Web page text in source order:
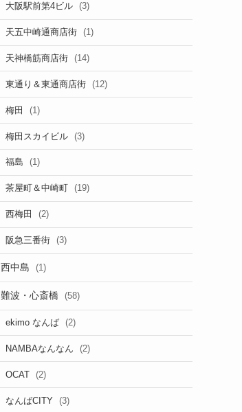
大阪駅前第4ビル (3)
天五中崎通商店街 (1)
天神橋筋商店街 (14)
東通り＆東通商店街 (12)
梅田 (1)
梅田スカイビル (3)
福島 (1)
茶屋町＆中崎町 (19)
西梅田 (2)
阪急三番街 (3)
西中島 (1)
難波・心斎橋 (58)
ekimo なんば (2)
NAMBAなんなん (2)
OCAT (2)
なんばCITY (3)